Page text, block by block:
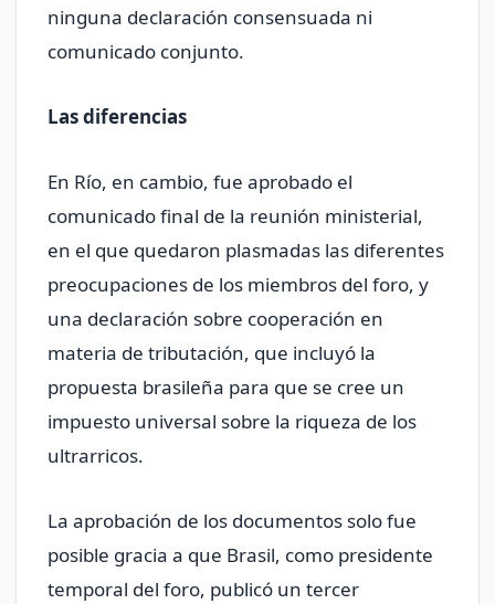
ninguna declaración consensuada ni
comunicado conjunto.
Las diferencias
En Río, en cambio, fue aprobado el
comunicado final de la reunión ministerial,
en el que quedaron plasmadas las diferentes
preocupaciones de los miembros del foro, y
una declaración sobre cooperación en
materia de tributación, que incluyó la
propuesta brasileña para que se cree un
impuesto universal sobre la riqueza de los
ultrarricos.
La aprobación de los documentos solo fue
posible gracia a que Brasil, como presidente
temporal del foro, publicó un tercer